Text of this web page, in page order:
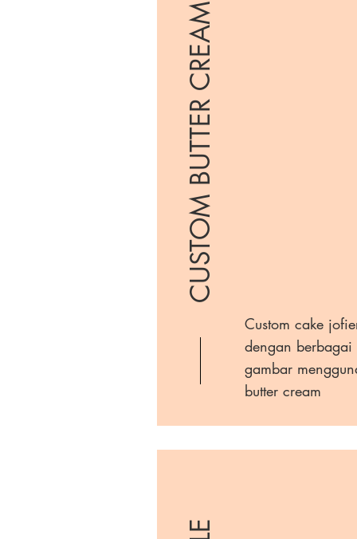
CUSTOM BUTTER CREAM
Custom cake
dengan berbagai
gambar
butter cream